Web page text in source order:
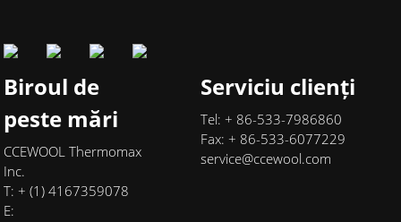
Biroul de
peste mări
CCEWOOL Thermomax
Inc.
T: + (1) 4167359078
E:
Serviciu clienți
Tel: + 86-533-7986860
Fax: + 86-533-6077229
service@ccewool.com